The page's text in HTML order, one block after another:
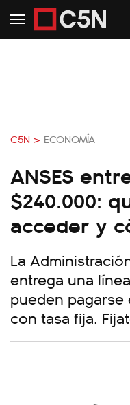
C5N > ECONOMÍA
ANSES
$240.000:
acceder y
La
entrega una
pueden pagarse
con tasa fija.